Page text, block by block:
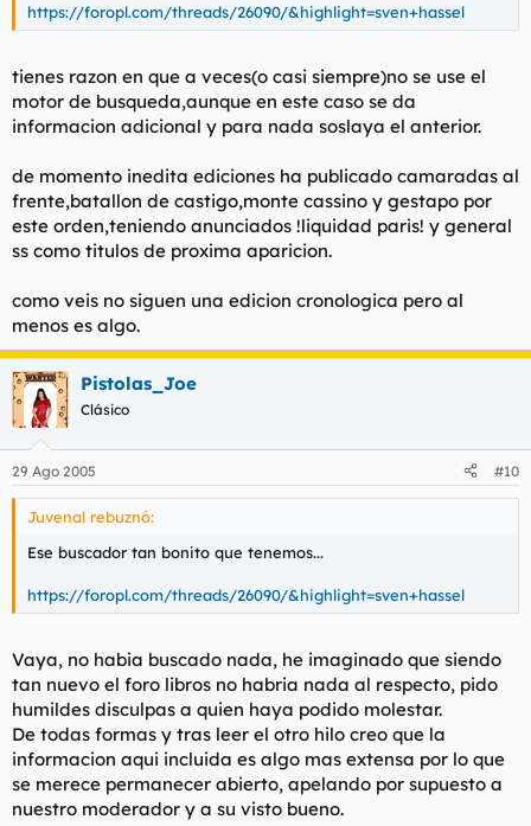
https://foropl.com/threads/26090/&highlight=sven+hassel
tienes razon en que a veces(o casi siempre)no se use el
motor de busqueda,aunque en este caso se da
informacion adicional y para nada soslaya el anterior.
de momento inedita ediciones ha publicado camaradas al
frente,batallon de castigo,monte cassino y gestapo por
este orden,teniendo anunciados !liquidad paris! y general
ss como titulos de proxima aparicion.
como veis no siguen una edicion cronologica pero al
menos es algo.
Pistolas_Joe
Clásico
29 Ago 2005 #10
Juvenal rebuznó:
Ese buscador tan bonito que tenemos...
https://foropl.com/threads/26090/&highlight=sven+hassel
Vaya, no habia buscado nada, he imaginado que siendo
tan nuevo el foro libros no habria nada al respecto, pido
humildes disculpas a quien haya podido molestar.
De todas formas y tras leer el otro hilo creo que la
informacion aqui incluida es algo mas extensa por lo que
se merece permanecer abierto, apelando por supuesto a
nuestro moderador y a su visto bueno.